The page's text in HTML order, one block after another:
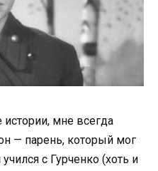
истории, мне всегда
— парень, который мог
с Гурченко (хоть и